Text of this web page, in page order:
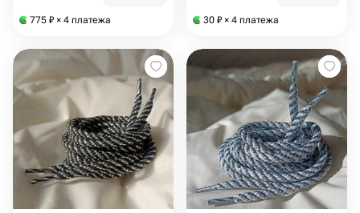
775 ₽ × 4 платежа 30 ₽ × 4 платежа